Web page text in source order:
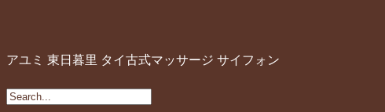
アユミ 東日暮里 タイ古式マッサージ サイフォン